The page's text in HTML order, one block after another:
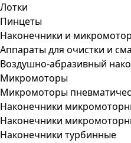
Лотки
Пинцеты
Наконечники и
Аппараты для очистки и
Воздушно-абразивный
Микромоторы
Микромоторы
Наконечники
Наконечники
Наконечники турбинные